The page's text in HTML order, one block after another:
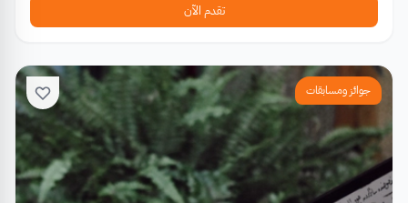
تقدم الآن
جوائز ومسابقات